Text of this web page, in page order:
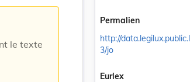
le texte
Permalien
http://
3/jo
Eurlex